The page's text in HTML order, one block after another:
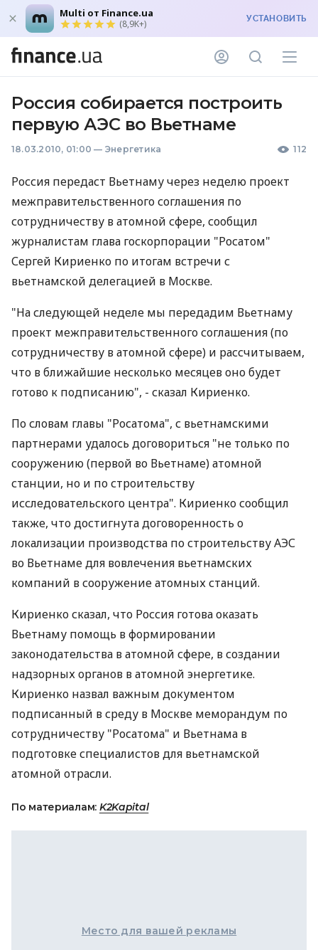
Multi от Finance.ua
(8,9K+) УСТАНОВИТЬ
Россия собирается построить
первую АЭС во Вьетнаме
18.03.2010, 01:00 — Энергетика 112
Россия передаст Вьетнаму через неделю проект
межправительственного соглашения по
сотрудничеству в атомной сфере, сообщил
журналистам глава госкорпорации "Росатом"
Сергей Кириенко по итогам встречи с
вьетнамской делегацией в Москве.
"На следующей неделе мы передадим Вьетнаму
проект межправительственного соглашения (по
сотрудничеству в атомной сфере) и рассчитываем,
что в ближайшие несколько месяцев оно будет
готово к подписанию", - сказал Кириенко.
По словам главы "Росатома", с вьетнамскими
партнерами удалось договориться "не только по
сооружению (первой во Вьетнаме) атомной
станции, но и по строительству
исследовательского центра". Кириенко сообщил
также, что достигнута договоренность о
локализации производства по строительству АЭС
во Вьетнаме для вовлечения вьетнамских
компаний в сооружение атомных станций.
Кириенко сказал, что Россия готова оказать
Вьетнаму помощь в формировании
законодательства в атомной сфере, в создании
надзорных органов в атомной энергетике.
Кириенко назвал важным документом
подписанный в среду в Москве меморандум по
сотрудничеству "Росатома" и Вьетнама в
подготовке специалистов для вьетнамской
атомной отрасли.
По материалам: K2Kapital
Место для вашей рекламы